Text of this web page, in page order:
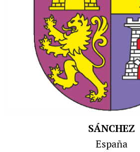
SÁNCHEZ
España